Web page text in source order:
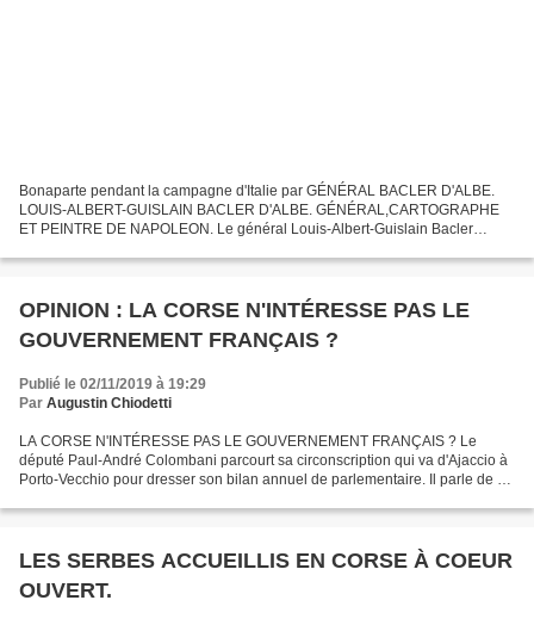
Bonaparte pendant la campagne d'Italie par GÉNÉRAL BACLER D'ALBE.
LOUIS-ALBERT-GUISLAIN BACLER D'ALBE. GÉNÉRAL,CARTOGRAPHE
ET PEINTRE DE NAPOLEON. Le général Louis-Albert-Guislain Bacler
OPINION : LA CORSE N'INTÉRESSE PAS LE
GOUVERNEMENT FRANÇAIS ?
Publié le 02/11/2019 à 19:29
Par Augustin Chiodetti
LA CORSE N'INTÉRESSE PAS LE GOUVERNEMENT FRANÇAIS ? Le
député Paul-André Colombani parcourt sa circonscription qui va d'Ajaccio à
Porto-Vecchio pour dresser son bilan annuel de parlementaire. Il parle de sa
LES SERBES ACCUEILLIS EN CORSE À COEUR
OUVERT.